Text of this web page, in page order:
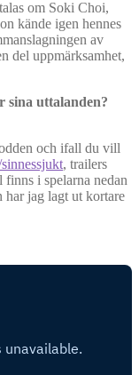
om Soki Choi,
kände igen hennes
av
del uppmärksamhet,
sina uttalanden?
och ifall du vill
, trailers
i spelarna nedan
har jag lagt ut kortare